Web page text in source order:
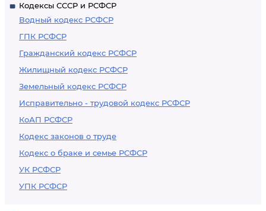
Кодексы СССР и РСФСР
Водный кодекс РСФСР
ГПК РСФСР
Гражданский кодекс РСФСР
Жилищный кодекс РСФСР
Земельный кодекс РСФСР
Исправительно - трудовой кодекс РСФСР
КоАП РСФСР
Кодекс законов о труде
Кодекс о браке и семье РСФСР
УК РСФСР
УПК РСФСР